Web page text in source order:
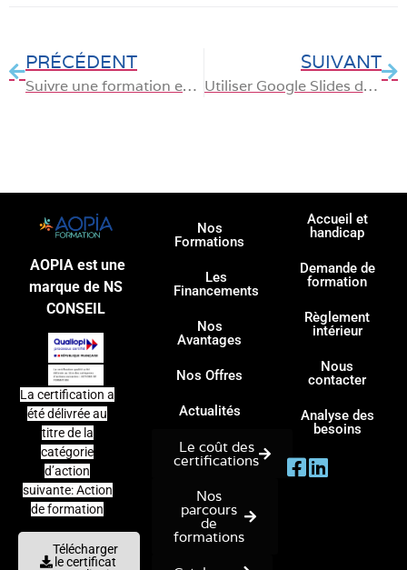
PRÉCÉDENT
Suivre une formation en ligne pour vous familiariser avec WordPress
SUIVANT
Utiliser Google Slides dans vos présentations professionnelles
AOPIA est une
marque de NS
CONSEIL
La certification a
été délivrée au
titre de la
catégorie
d’action
suivante: Action
de formation
Télécharger
le certificat
Nos
Formations
Les
Financements
Nos
Avantages
Nos Offres
Actualités
Le coût des
certifications
Nos
parcours
de
formations
Accueil et
handicap
Demande de
formation
Règlement
intérieur
Nous
contacter
Analyse des
besoins